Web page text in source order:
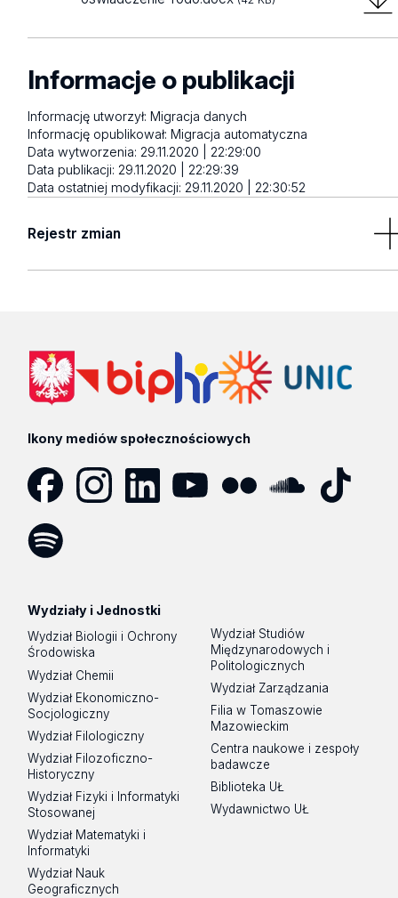
Informacje o publikacji
Informację utworzył:Migracja danych
Informację opublikował:Migracja automatyczna
Data wytworzenia: 29.11.2020 | 22:29:00
Data publikacji: 29.11.2020 | 22:29:39
Data ostatniej modyfikacji: 29.11.2020 | 22:30:52
Rejestr zmian
Ikony mediów społecznościowych
Wydziały i Jednostki
Wydział Biologii i Ochrony
Środowiska
Wydział Chemii
Wydział Ekonomiczno-
Socjologiczny
Wydział Filologiczny
Wydział Filozoficzno-
Historyczny
Wydział Fizyki i Informatyki
Stosowanej
Wydział Matematyki i
Informatyki
Wydział Nauk
Geograficznych
Wydział Studiów
Międzynarodowych i
Politologicznych
Wydział Zarządzania
Filia w Tomaszowie
Mazowieckim
Centra naukowe i zespoły
badawcze
Biblioteka UŁ
Wydawnictwo UŁ